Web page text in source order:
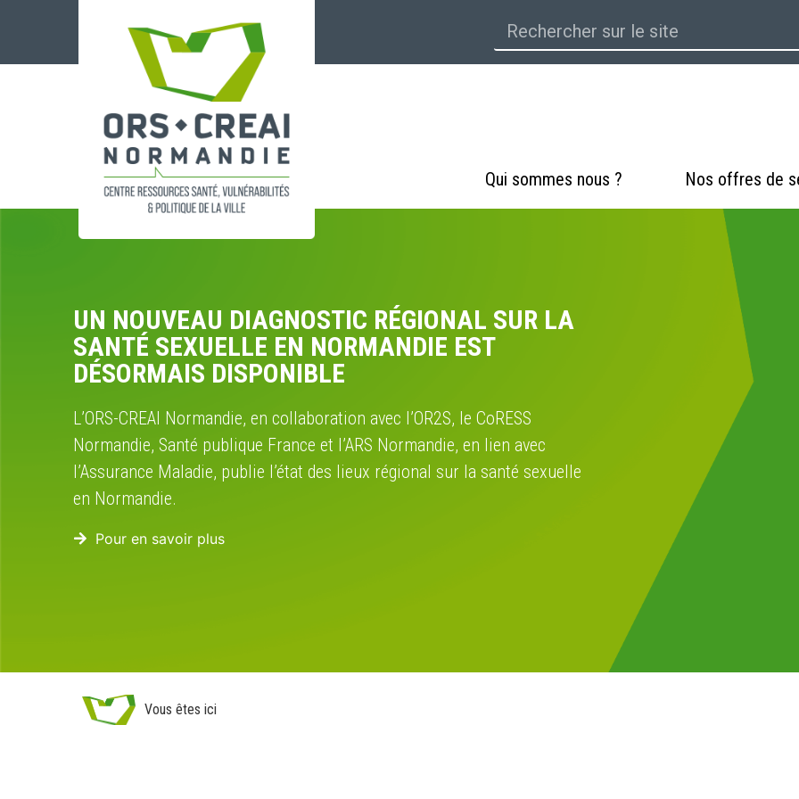
Qui sommes nous ? Nos offres de
UN NOUVEAU DIAGNOSTIC RÉGIONAL SUR LA
SANTÉ SEXUELLE EN NORMANDIE EST
DÉSORMAIS DISPONIBLE
L’ORS-CREAI Normandie, en collaboration avec l’OR2S, le CoRESS
Normandie, Santé publique France et l’ARS Normandie, en lien avec
l’Assurance Maladie, publie l’état des lieux régional sur la santé sexuelle
en Normandie.
Vous êtes ici